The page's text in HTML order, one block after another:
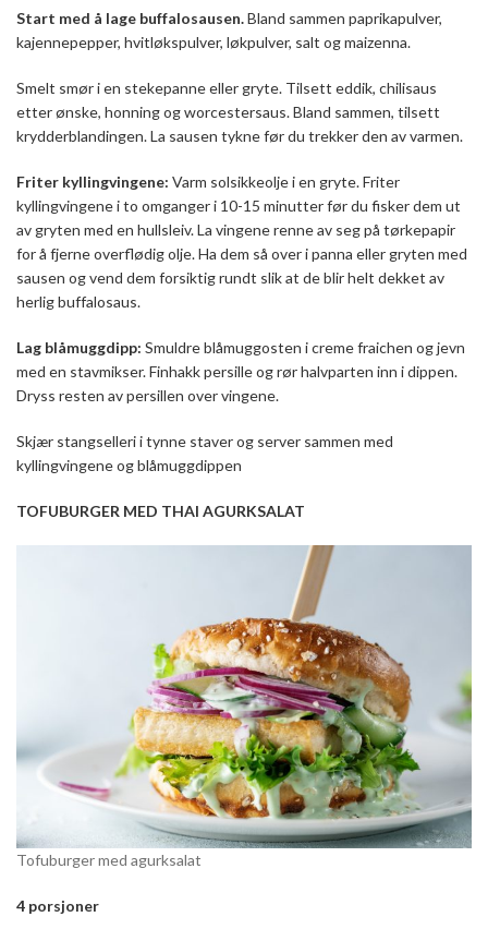
Start med å lage buffalosausen.Bland sammen paprikapulver,
kajennepepper, hvitløkspulver, løkpulver, salt og maizenna.
Smelt smør i en stekepanne eller gryte. Tilsett eddik, chilisaus
etter ønske, honning og worcestersaus. Bland sammen, tilsett
krydderblandingen. La sausen tykne før du trekker den av varmen.
Friter kyllingvingene: Varm solsikkeolje i en gryte. Friter
kyllingvingene i to omganger i 10-15 minutter før du fisker dem ut
av gryten med en hullsleiv. La vingene renne av seg på tørkepapir
for å fjerne overflødig olje. Ha dem så over i panna eller gryten med
sausen og vend dem forsiktig rundt slik at de blir helt dekket av
herlig buffalosaus.
Lag blåmuggdipp: Smuldre blåmuggosten i creme fraichen og jevn
med en stavmikser. Finhakk persille og rør halvparten inn i dippen.
Dryss resten av persillen over vingene.
Skjær stangselleri i tynne staver og server sammen med
kyllingvingene og blåmuggdippen
TOFUBURGER MED THAI AGURKSALAT
Tofuburger med agurksalat
4 porsjoner